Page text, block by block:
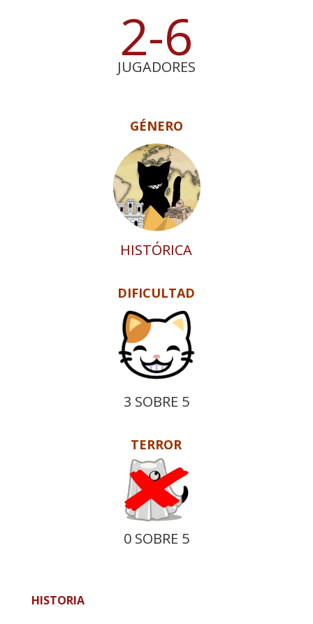
2-6
JUGADORES
GÉNERO
HISTÓRICA
DIFICULTAD
3 SOBRE 5
TERROR
0 SOBRE 5
HISTORIA